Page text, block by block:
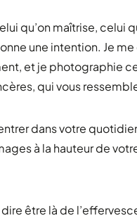
qu’on maîtrise, celui
une intention. Je
et je photographie
qui vous
dans votre
à la hauteur de
être là de